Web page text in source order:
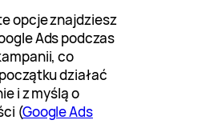
opcje znajdziesz
Ads podczas
co
działać
i z myślą o
(Google Ads